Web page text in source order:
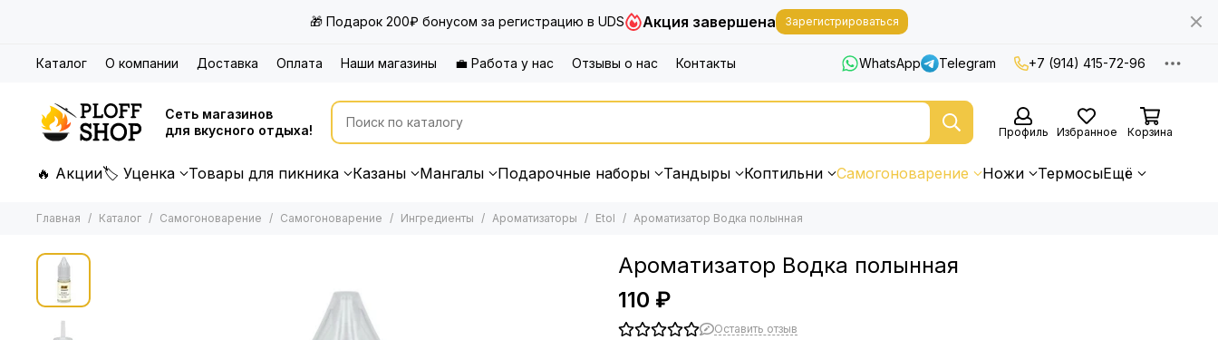
🎁 Подарок 200₽ бонусом за регистрацию в UDS Акция завершена Зарегистрироваться
Каталог О компании Доставка Оплата Наши магазины 💼 Работа у нас Отзывы о нас Контакты WhatsApp Telegram +7 (914) 415-72-96
Сеть магазинов
для вкусного отдыха!
Профиль Избранное Корзина
🔥 Акции🏷 Уценка Товары для пикника Казаны Мангалы Подарочные наборы Тандыры Коптильни Самогоноварение Ножи ТермосыЕщё
Главная Каталог Самогоноварение Самогоноварение Ингредиенты Ароматизаторы Etol Ароматизатор Водка полынная
Ароматизатор Водка полынная
110 ₽
Оставить отзыв